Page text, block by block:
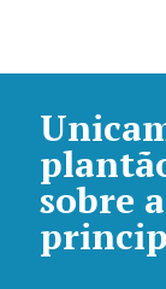
sobre